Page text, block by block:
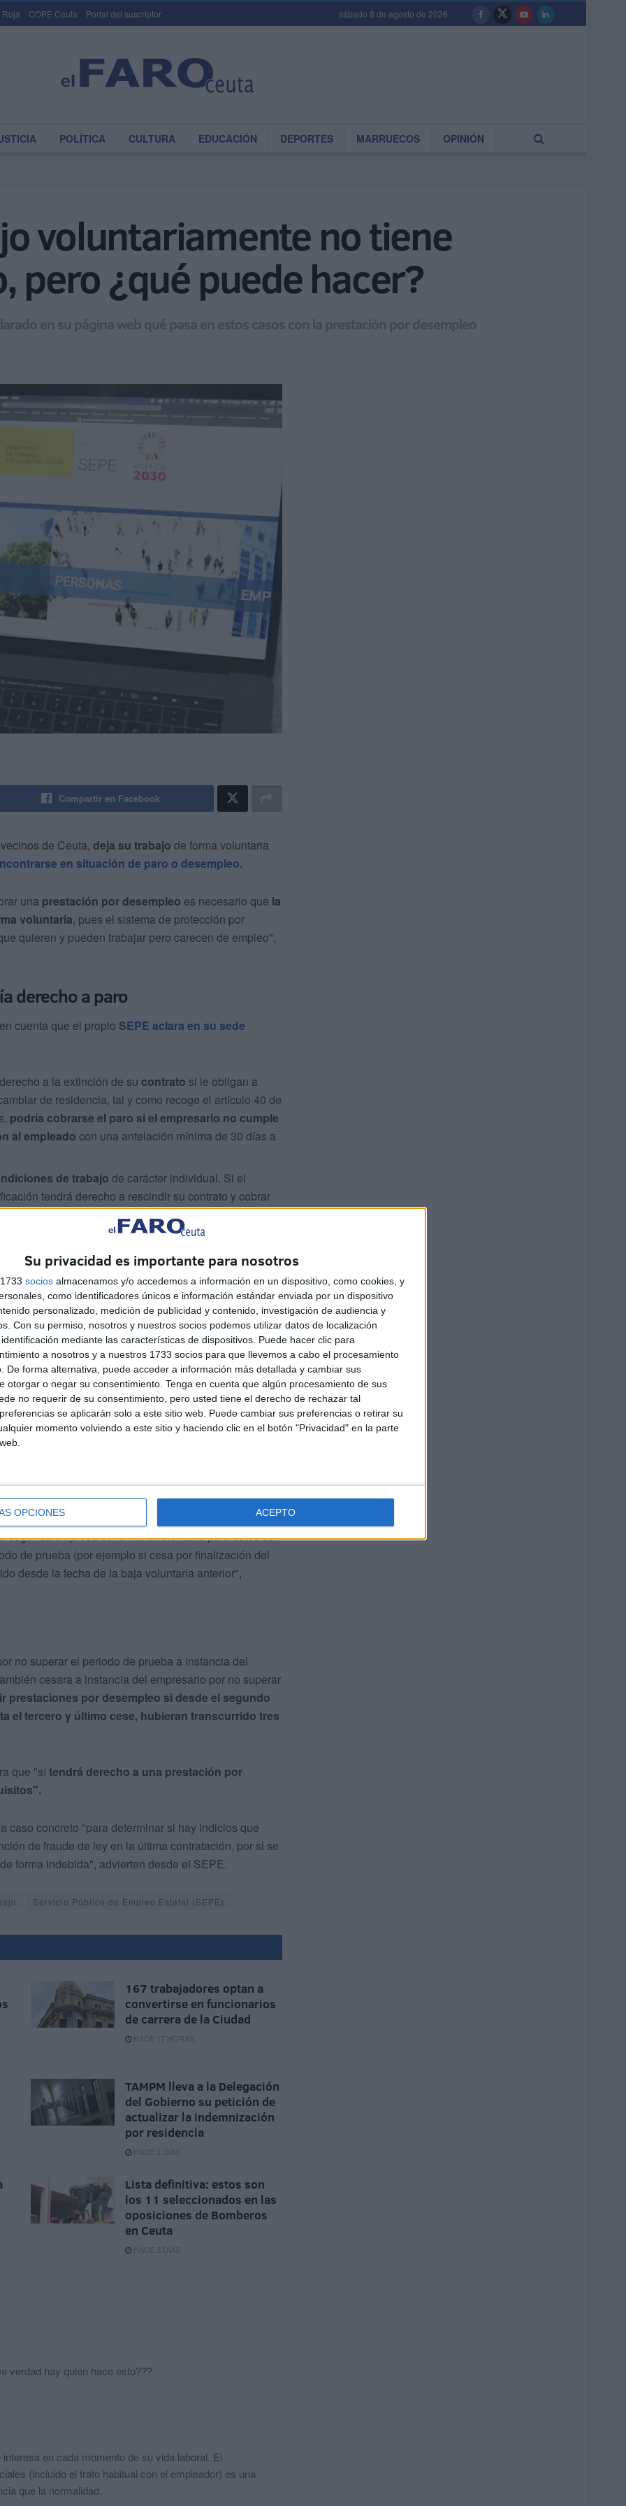
Su privacidad es importante para nosotros
socios almacenamos y/o accedemos a información en un dispositivo, como cookies, y
como identificadores únicos e información estándar enviada por un dispositivo
personalizado, medición de publicidad y contenido, investigación de audiencia y
Con su permiso, nosotros y nuestros socios podemos utilizar datos de localización
mediante las características de dispositivos. Puede hacer clic para
a nosotros y a nuestros 1733 socios para que llevemos a cabo el procesamiento
De forma alternativa, puede acceder a información más detallada y cambiar sus
otorgar o negar su consentimiento. Tenga en cuenta que algún procesamiento de sus
no requerir de su consentimiento, pero usted tiene el derecho de rechazar tal
se aplicarán solo a este sitio web. Puede cambiar sus preferencias o retirar su
momento volviendo a este sitio y haciendo clic en el botón "Privacidad" en la parte
OPCIONES ACEPTO
Roja COPE Ceuta Portal del suscriptor sábado 8 de agosto de 2026
POLÍTICA CULTURA EDUCACIÓN DEPORTES MARRUECOS OPINIÓN
voluntariamente no tiene
pero ¿qué puede hacer?
en su página web qué pasa en estos casos con la prestación por desempleo
Compartir en Facebook
de Ceuta, deja su trabajo de forma voluntaria
en situación de paro o desempleo.
una prestación por desempleo es necesario que la
voluntaria, pues el sistema de protección por
quieren y pueden trabajar pero carecen de empleo",
derecho a paro
cuenta que el propio SEPE aclara en su sede
a la extinción de su contrato si le obligan a
de residencia, tal y como recoge el artículo 40 de
podría cobrarse el paro si el empresario no cumple
al empleado con una antelación mínima de 30 días a
de trabajo de carácter individual. Si el
tendrá derecho a rescindir su contrato y cobrar
obligada a abandonar definitivamente su puesto
de violencia de género.
en el abono del salario pactado.
obligaciones del empresario, salvo los casos de
la prestación
las situaciones excepcionales que contempla la ley,
es necesario cotizar en un nuevo puesto.
nueva empresa y nuevamente cesa
la empresaria, y
anterior, tampoco tendrá derecho a una
de empleo.
empresa de forma involuntaria para usted se
de prueba (por ejemplo si cesa por finalización del
desde la fecha de la baja voluntaria anterior",
no superar el periodo de prueba a instancia del
cesara a instancia del empresario por no superar
prestaciones por desempleo si desde el segundo
el tercero y último cese, hubieran transcurrido tres
que "sítendrá derecho a una prestación por
caso concreto "para determinar si hay indicios que
de fraude de ley en la última contratación, por si se
forma indebida", advierten desde el SEPE.
Servicio Público de Empleo Estatal (SEPE)
167 trabajadores optan a
convertirse en funcionarios
de carrera de la Ciudad
HACE 17 HORAS
TAMPM lleva a la Delegación
del Gobierno su petición de
actualizar la indemnización
por residencia
HACE 2 DÍAS
Lista definitiva: estos son
los 11 seleccionados en las
oposiciones de Bomberos
en Ceuta
HACE 3 DÍAS
verdad hay quien hace esto???
en cada momento de su vida laboral. El
(incluido el trato habitual con el empleador) es una
que la normalidad.